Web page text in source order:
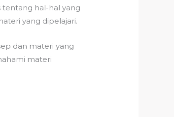
tentang hal-hal yang
yang dipelajari.
dan materi yang
materi